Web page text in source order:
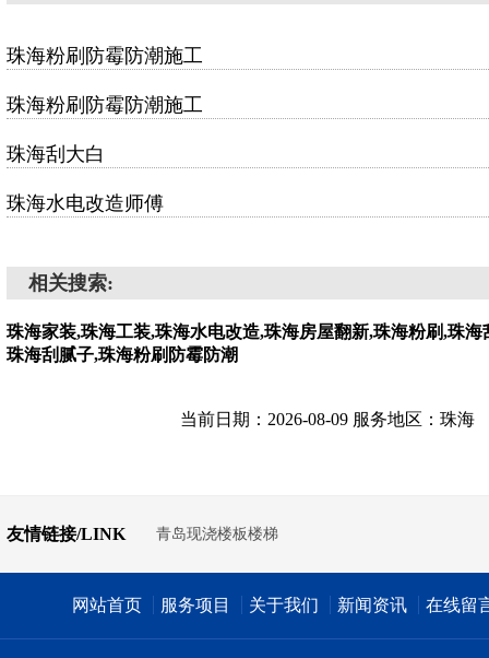
珠海粉刷防霉防潮施工
珠海粉刷防霉防潮施工
珠海刮大白
珠海水电改造师傅
相关搜索:
珠海家装,珠海工装,珠海水电改造,珠海房屋翻新,珠海粉刷,珠
珠海刮腻子,珠海粉刷防霉防潮
当前日期：2026-08-09 服务地区：珠海
友情链接/LINK 青岛现浇楼板楼梯
网站首页 服务项目 关于我们 新闻资讯 在线留